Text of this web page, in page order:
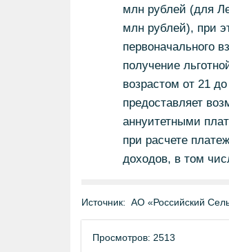
млн рублей (для
млн рублей), при
первоначального
получение
возрастом от 21
предоставляет
аннуитетными
при расчете
доходов, в том
Источник: АО «Российский
Просмотров: 2513